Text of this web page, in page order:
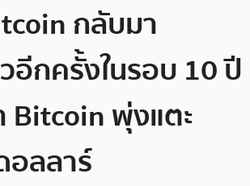
กลับมา
อีกครั้งในรอบ 10 ปี
Bitcoin พุ่งแตะ
ลลาร์